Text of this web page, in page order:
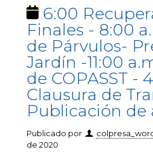
6:00
Finales - 8:00
de Párvulos-
Jardín -11:00
de COPASST -
Clausura de
Publicación de
Publicado por
de 2020